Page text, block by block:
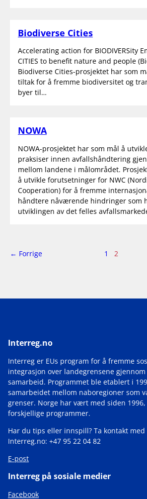
Biodiverse Cities
Accelerating action for BIODIVERSity
CITIES to benefit nature and people
Biodiverse Cities-prosjektet har som
tiltak for å fremme biodiversitet og
byer til…
NOWA
NOWA-prosjektet har som mål å
praksiser innen avfallshåndtering
mellom landene i målområdet.
å utvikle forutsetninger for NWC
Cooperation) for å fremme
håndtere nåværende hindringer som
utviklingen av det felles
← Forrigeside 1 2
Interreg.no
Interreg er EUs program for å fremme
integrasjon over landegrensene
samarbeid. Programmet ble etablert i
samarbeidet mellom naboregioner som
grenser. Norge har vært med siden 1996,
forskjellige programmer.
Har du tips eller innspill? Ta kontakt
Interreg.no: +47 95 22 04 82
E-post
Interreg på sosiale medier
Facebook